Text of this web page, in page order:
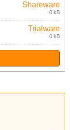
Shareware
0 kB
Trialware
0 kB